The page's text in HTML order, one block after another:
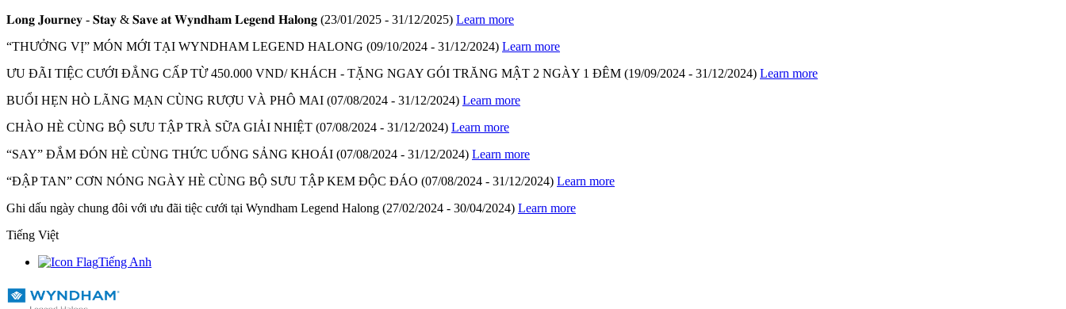
𝐋𝐨𝐧𝐠 𝐉𝐨𝐮𝐫𝐧𝐞𝐲 - 𝐒𝐭𝐚𝐲 & 𝐒𝐚𝐯𝐞 𝐚𝐭 𝐖𝐲𝐧𝐝𝐡𝐚𝐦 𝐋𝐞𝐠𝐞𝐧𝐝 𝐇𝐚𝐥𝐨𝐧𝐠 (23/01/2025 - 31/12/2025) Learn more
“THƯỞNG VỊ” MÓN MỚI TẠI WYNDHAM LEGEND HALONG (09/10/2024 - 31/12/2024) Learn more
ƯU ĐÃI TIỆC CƯỚI ĐẲNG CẤP TỪ 450.000 VND/ KHÁCH - TẶNG NGAY GÓI TRĂNG MẬT 2 NGÀY 1 ĐÊM (19/09/2024 - 31/12/2024) Learn more
BUỔI HẸN HÒ LÃNG MẠN CÙNG RƯỢU VÀ PHÔ MAI (07/08/2024 - 31/12/2024) Learn more
CHÀO HÈ CÙNG BỘ SƯU TẬP TRÀ SỮA GIẢI NHIỆT (07/08/2024 - 31/12/2024) Learn more
“SAY” ĐẮM ĐÓN HÈ CÙNG THỨC UỐNG SẢNG KHOÁI (07/08/2024 - 31/12/2024) Learn more
“ĐẬP TAN” CƠN NÓNG NGÀY HÈ CÙNG BỘ SƯU TẬP KEM ĐỘC ĐÁO (07/08/2024 - 31/12/2024) Learn more
Ghi dấu ngày chung đôi với ưu đãi tiệc cưới tại Wyndham Legend Halong (27/02/2024 - 30/04/2024) Learn more
Tiếng Việt
Tiếng Anh